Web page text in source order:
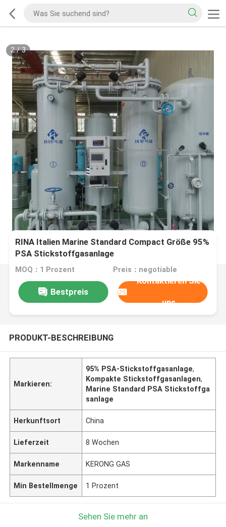
2/3
RINA Italien Marine Standard Compact Größe 95%
PSA Stickstoffgasanlage
MOQ：1 Prozent Preis：negotiable
Bestpreis
Kontaktieren Sie
uns
PRODUKT-BESCHREIBUNG
Markieren:
95% PSA-Stickstoffgasanlage,
Kompakte Stickstoffgasanlagen,
Marine Standard PSA Stickstoffga
sanlage
Herkunftsort China
Lieferzeit 8 Wochen
Markenname KERONG GAS
Min Bestellmenge 1 Prozent
Sehen Sie mehr an